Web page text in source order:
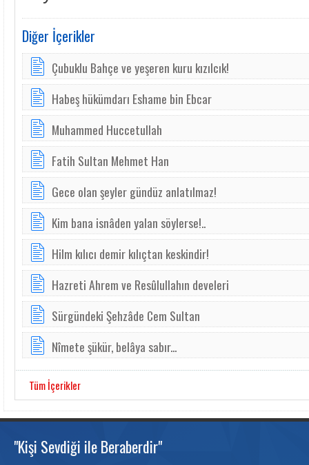
Diğer İçerikler
Çubuklu Bahçe ve yeşeren kuru kızılcık!
Habeş hükümdarı Eshame bin Ebcar
Muhammed Huccetullah
Fatih Sultan Mehmet Han
Gece olan şeyler gündüz anlatılmaz!
Kim bana isnâden yalan söylerse!..
Hilm kılıcı demir kılıçtan keskindir!
Hazreti Ahrem ve Resûlullahın develeri
Sürgündeki Şehzâde Cem Sultan
Nîmete şükür, belâya sabır...
Tüm İçerikler
"Kişi Sevdiği ile Beraberdir"